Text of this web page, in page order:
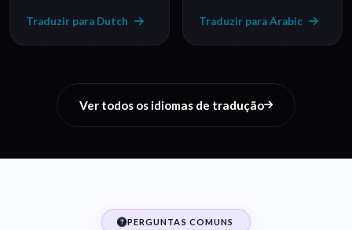
Traduzir para Dutch Traduzir para Arabic
Ver todos os idiomas de tradução
PERGUNTAS COMUNS